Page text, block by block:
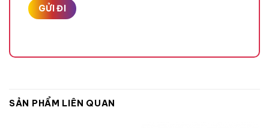
SẢN PHẨM LIÊN QUAN